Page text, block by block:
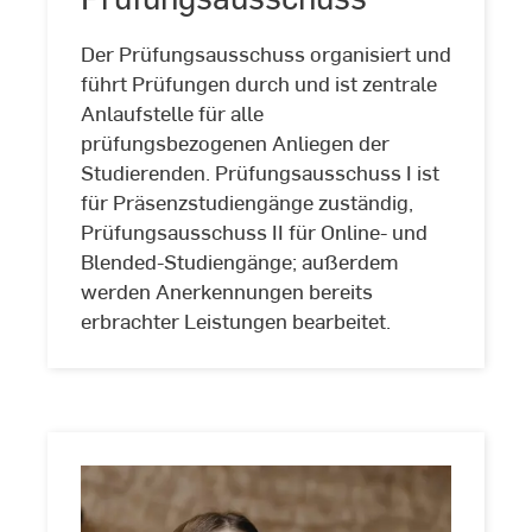
Stock
Der Prüfungsausschuss organisiert und
führt Prüfungen durch und ist zentrale
Anlaufstelle für alle
prüfungsbezogenen Anliegen der
Studierenden. Prüfungsausschuss I ist
für Präsenzstudiengänge zuständig,
Prüfungsausschuss II für Online- und
Blended-Studiengänge; außerdem
werden Anerkennungen bereits
erbrachter Leistungen bearbeitet.